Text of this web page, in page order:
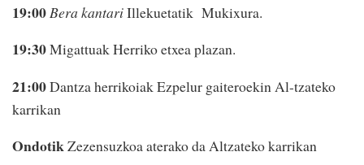
19:00 Bera kantariIllekuetatik Mukixura.
19:30Migattuak Herriko etxea plazan.
21:00Dantza herrikoiak Ezpelur gaiteroekin Al-tzateko
karrikan
OndotikZezensuzkoa aterako da Altzateko karrikan